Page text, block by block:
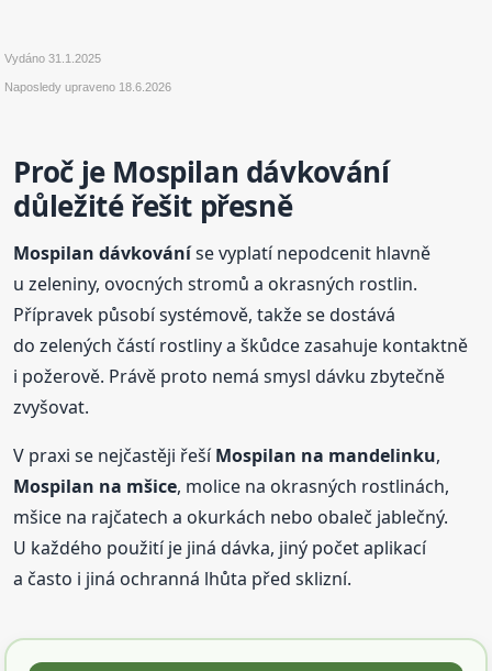
Vydáno31.1.2025
Naposledy upraveno 18.6.2026
Proč je Mospilan dávkování
důležité řešit přesně
Mospilan dávkováníse vyplatí nepodcenit hlavně
u zeleniny, ovocných stromů a okrasných rostlin.
Přípravek působí systémově, takže se dostává
do zelených částí rostliny a škůdce zasahuje kontaktně
i požerově. Právě proto nemá smysl dávku zbytečně
zvyšovat.
V praxi se nejčastěji řešíMospilan na mandelinku,
Mospilan na mšice, molice na okrasných rostlinách,
mšice na rajčatech a okurkách nebo obaleč jablečný.
U každého použití je jiná dávka, jiný počet aplikací
a často i jiná ochranná lhůta před sklizní.